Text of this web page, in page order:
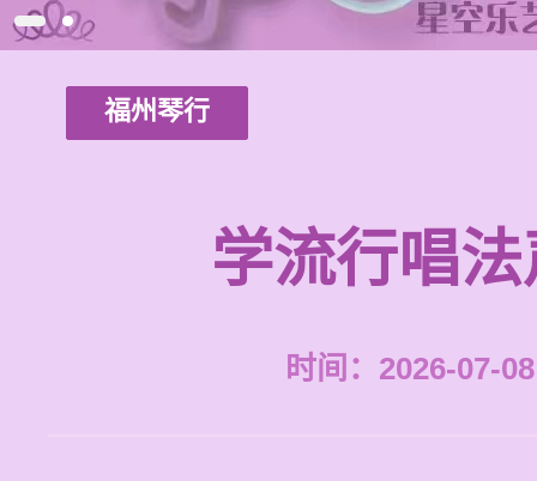
福州琴行
学流行唱
时间：2026-07-